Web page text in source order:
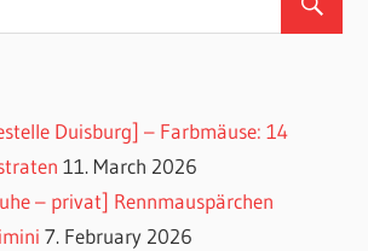
Duisburg] – Farbmäuse: 14
11. March 2026
– privat] Rennmauspärchen
7. February 2026